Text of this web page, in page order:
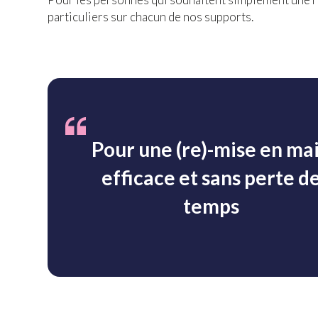
particuliers sur chacun de nos supports.
Pour une (re)-mise en
efficace et sans perte
temps